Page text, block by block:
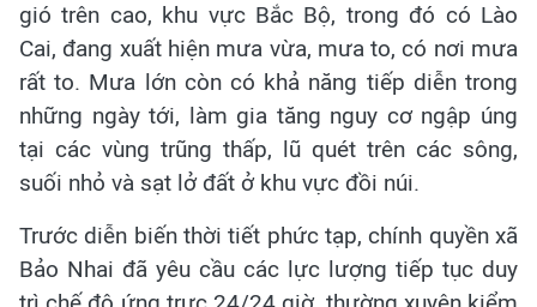
gió trên cao, khu vực Bắc Bộ, trong đó có Lào
Cai, đang xuất hiện mưa vừa, mưa to, có nơi mưa
rất to. Mưa lớn còn có khả năng tiếp diễn trong
những ngày tới, làm gia tăng nguy cơ ngập úng
tại các vùng trũng thấp, lũ quét trên các sông,
suối nhỏ và sạt lở đất ở khu vực đồi núi.
Trước diễn biến thời tiết phức tạp, chính quyền xã
Bảo Nhai đã yêu cầu các lực lượng tiếp tục duy